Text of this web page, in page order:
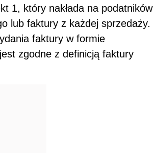
1, który nakłada na podatników
lub faktury z każdej sprzedaży.
faktury w formie
zgodne z definicją faktury